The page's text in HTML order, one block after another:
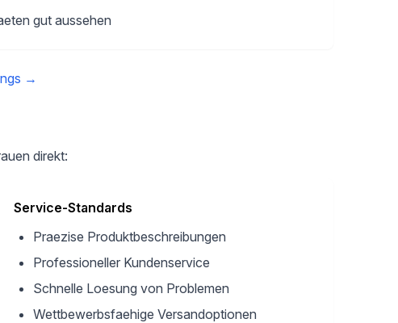
gut aussehen
→
direkt:
Service-Standards
Praezise Produktbeschreibungen
Professioneller Kundenservice
Schnelle Loesung von Problemen
Wettbewerbsfaehige Versandoptionen